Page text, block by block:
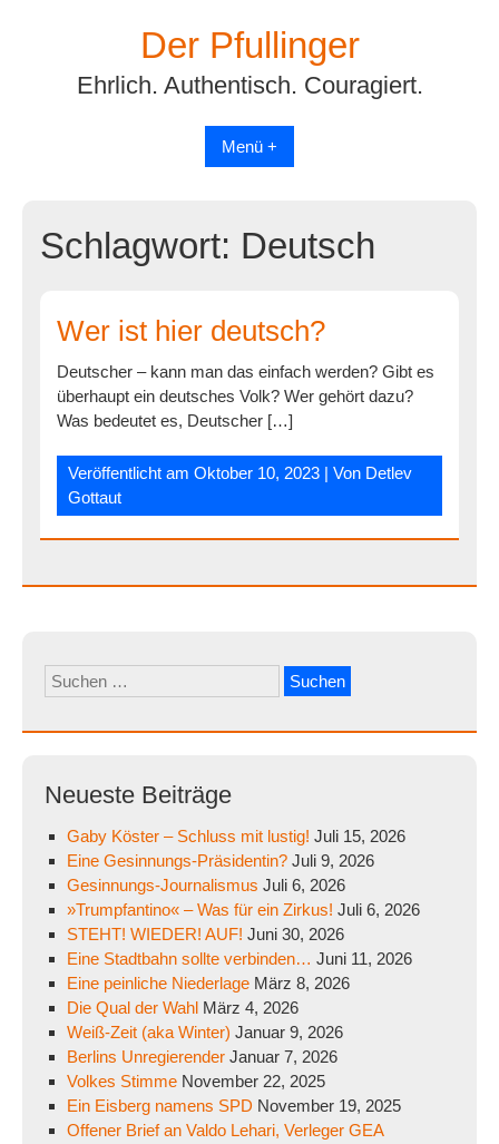
Der Pfullinger
Ehrlich. Authentisch. Couragiert.
Menü +
Schlagwort: Deutsch
Wer ist hier deutsch?
Deutscher – kann man das einfach werden? Gibt es
überhaupt ein deutsches Volk? Wer gehört dazu?
Was bedeutet es, Deutscher […]
Veröffentlicht amOktober 10, 2023 | Von Detlev
Gottaut
Suchen
nach:
Neueste Beiträge
Gaby Köster – Schluss mit lustig! Juli 15, 2026
Eine Gesinnungs-Präsidentin? Juli 9, 2026
Gesinnungs-Journalismus Juli 6, 2026
»Trumpfantino« – Was für ein Zirkus! Juli 6, 2026
STEHT! WIEDER! AUF! Juni 30, 2026
Eine Stadtbahn sollte verbinden… Juni 11, 2026
Eine peinliche Niederlage März 8, 2026
Die Qual der Wahl März 4, 2026
Weiß-Zeit (aka Winter) Januar 9, 2026
Berlins Unregierender Januar 7, 2026
Volkes Stimme November 22, 2025
Ein Eisberg namens SPD November 19, 2025
Offener Brief an Valdo Lehari, Verleger GEA